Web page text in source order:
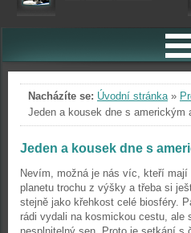
Nacházíte se: Úvodní stránka»
Jeden a kousek dne s americkým
Jeden a kousek dne s
Nevím, možná je nás víc, kteří
planetu trochu z výšky a třeba si
stejně jako křehkost celé biosféry.
rádi vydali na kosmickou cestu, ale